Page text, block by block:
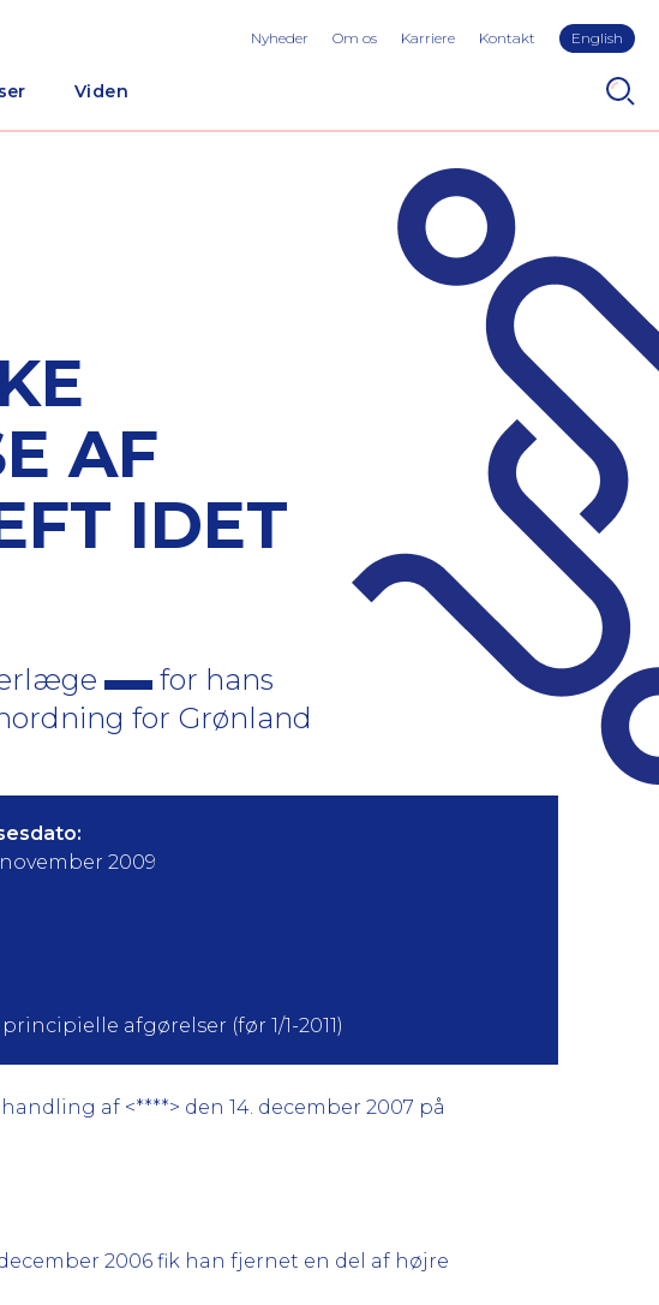
Viden
Nyheder Om os Karriere Kontakt English
AF
IDET
for hans
for Grønland
2009
afgørelser (før 1/1-2011)
af <****> den 14. december 2007 på
2006 fik han fjernet en del af højre